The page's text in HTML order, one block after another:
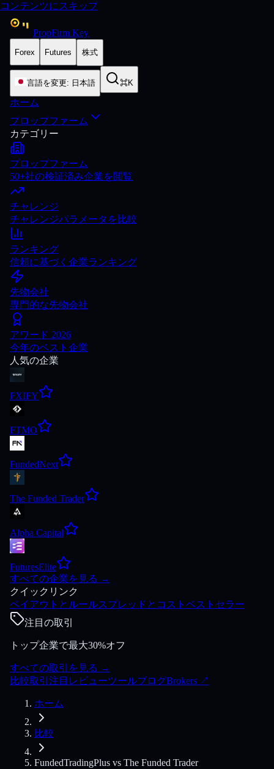
コンテンツにスキップ
PropFirm Key
Forex Futures 株式
言語を変更: 日本語 ⌘K
ホーム
プロップファーム
カテゴリー
プロップファーム
50+社の検証済み企業を閲覧
チャレンジ
チャレンジパラメータを比較
ランキング
信頼に基づく企業ランキング
先物会社
専門的な先物会社
アワード 2026
今年のベスト企業
人気の企業
FXIFY
FTMO
FundedNext
The Funded Trader
Alpha Capital
FuturesElite
すべての企業を見る →
クイックリンク
ペイアウトとルールスプレッドとコスト ベストセラー
注目の取引
トップ企業で最大30%オフ
すべての取引を見る →
比較取引 注目 レビューツールブログBrokers ↗
ホーム
比較
FundedTradingPlus vs The Funded Trader